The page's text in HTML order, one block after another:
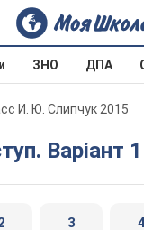
ЗНО ДПА
И. Ю. Слипчук 2015
Варіант 1
3